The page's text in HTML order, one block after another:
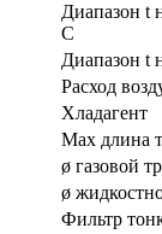
Диапазон t
С
Диапазон t
Расход
Хладагент
Max длина
ø газовой
ø
Фильтр